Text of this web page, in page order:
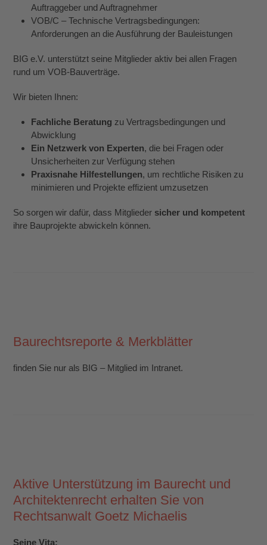
Auftraggeber und Auftragnehmer
VOB/C – Technische Vertragsbedingungen:
Anforderungen an die Ausführung der Bauleistungen
BIG e.V. unterstützt seine Mitglieder aktiv bei allen Fragen
rund um VOB-Bauverträge.
Wir bieten Ihnen:
Fachliche Beratung zu Vertragsbedingungen und
Abwicklung
Ein Netzwerk von Experten, die bei Fragen oder
Unsicherheiten zur Verfügung stehen
Praxisnahe Hilfestellungen, um rechtliche Risiken zu
minimieren und Projekte effizient umzusetzen
So sorgen wir dafür, dass Mitglieder sicher und kompetent
ihre Bauprojekte abwickeln können.
Baurechtsreporte & Merkblätter
finden Sie nur als BIG – Mitglied im Intranet.
Aktive Unterstützung im Baurecht und
Architektenrecht erhalten Sie von
Rechtsanwalt Goetz Michaelis
Seine Vita: